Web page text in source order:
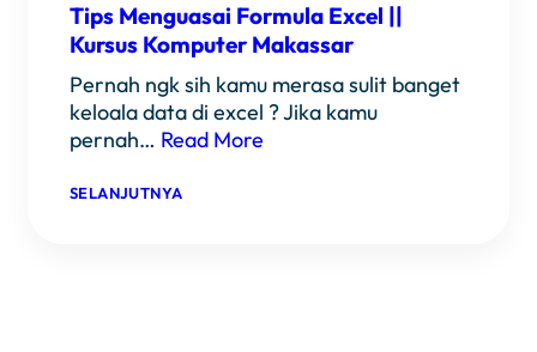
Tips Menguasai Formula Excel ||
Kursus Komputer Makassar
Pernah ngk sih kamu merasa sulit banget
keloala data di excel ? Jika kamu
pernah… Read More
SELANJUTNYA